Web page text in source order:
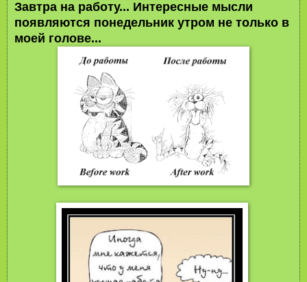
Завтра на работу... Интересные мысли
появляются понедельник утром не только в
моей голове...